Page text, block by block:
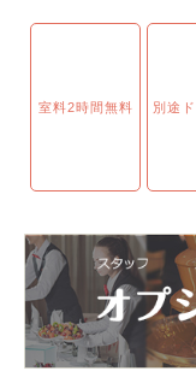
室料2時間無料 別途